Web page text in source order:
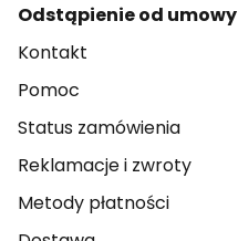
Odstąpienie od umowy
Kontakt
Pomoc
Status zamówienia
Reklamacje i zwroty
Metody płatności